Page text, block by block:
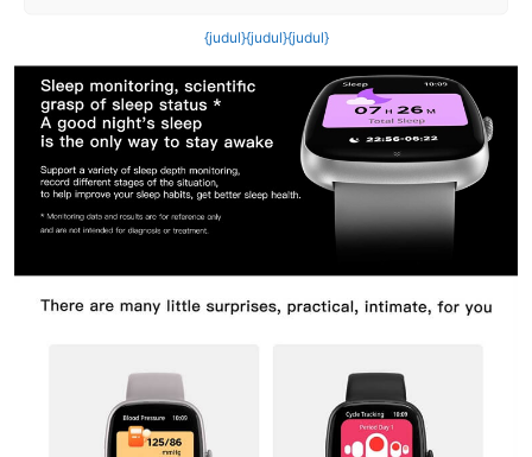
{judul}{judul}{judul}